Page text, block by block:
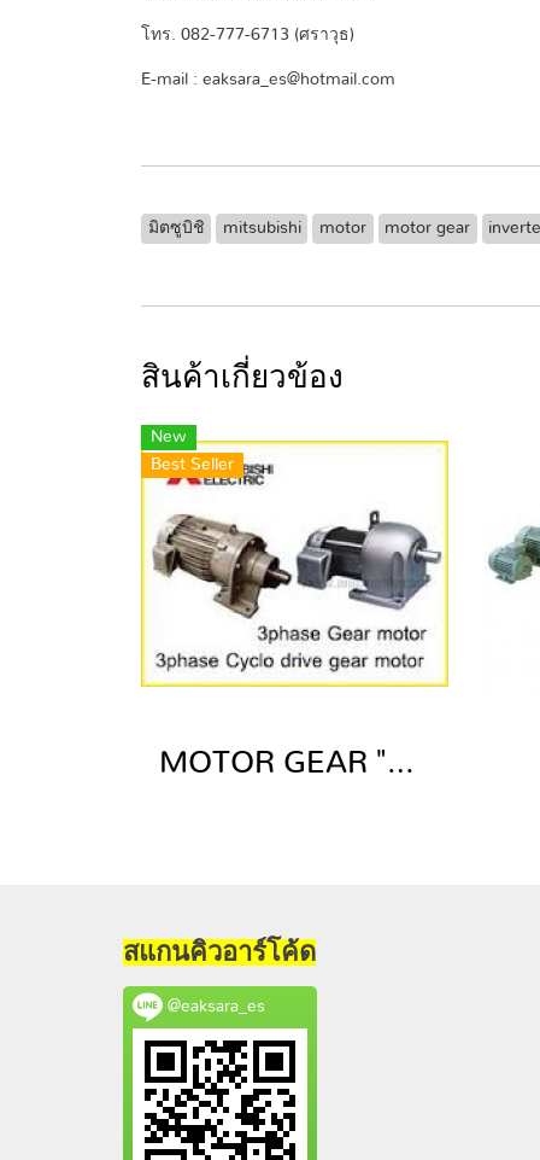
โทร. 082-777-6713 (ศราวุธ)
E-mail : eaksara_es@hotmail.com
มิตซูบิชิ mitsubishi motor motor gear
สินค้าเกี่ยวข้อง
New
Best Seller
MOTOR GEAR "MITSUBISHI"
สแกนคิวอาร์โค้ด
@eaksara_es